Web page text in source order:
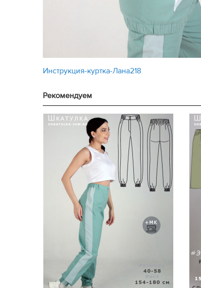
Инструкция-куртка-Лана218
Рекомендуем